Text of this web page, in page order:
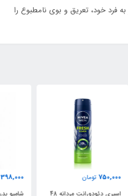
فرمولاسیون منحصر به فرد خود، تعریق و بوی نامطبوع را
اسپری دئودورانت مردانه 48
شامپو بدن بیول مدل Silky